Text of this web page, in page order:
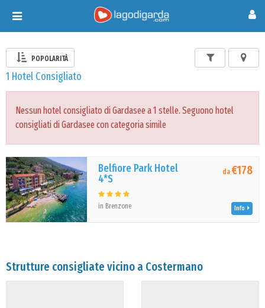
Toggle
navigation
POPOLARITÀ
1 Hotel Consigliato
Nessun hotel consigliato di Gardasee a 1 stelle. Seguono hotel
consigliati di Gardasee con categoria simile
Belfiore Park Hotel
4*S
in Brenzone
da€178
Info
Strutture consigliate vicino a Costermano